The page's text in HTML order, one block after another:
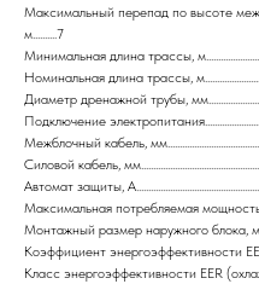
Максимальный перепад по высоте
м..........7
Минимальная длина трассы,
Номинальная длина трассы,
Диаметр дренажной трубы,
Подключение
Межблочный кабель,
Силовой кабель,
Автомат защиты,
Максимальная потребляемая мощность,
Монтажный размер наружного блока,
Коэффициент энергоэффективности
Класс энергоэффективности EER